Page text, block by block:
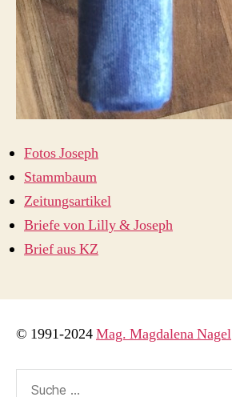
Fotos Joseph
Stammbaum
Zeitungsartikel
Briefe von Lilly & Joseph
Brief aus KZ
© 1991-2024Mag. Magdalena Nagel
nach: